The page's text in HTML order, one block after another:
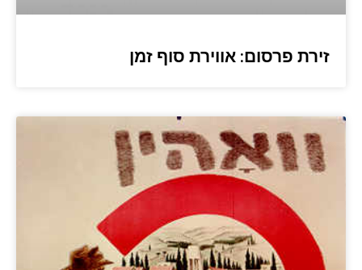
זירת פרסום: אווירת סוף זמן